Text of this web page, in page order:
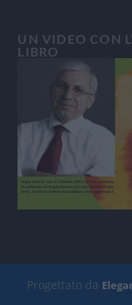
UN VIDEO CON
LIBRO
Progettato da